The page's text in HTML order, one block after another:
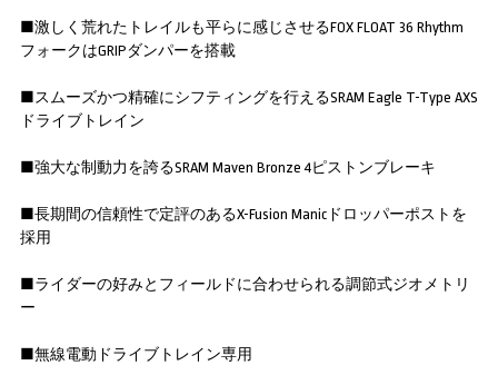
■激しく荒れたトレイルも平らに感じさせるFOX FLOAT 36 Rhythm
フォークはGRIPダンパーを搭載
■スムーズかつ精確にシフティングを行えるSRAM Eagle T-Type AXS
ドライブトレイン
■強大な制動力を誇るSRAM Maven Bronze 4ピストンブレーキ
■長期間の信頼性で定評のあるX-Fusion Manicドロッパーポストを
採用
■ライダーの好みとフィールドに合わせられる調節式ジオメトリ
ー
■無線電動ドライブトレイン専用